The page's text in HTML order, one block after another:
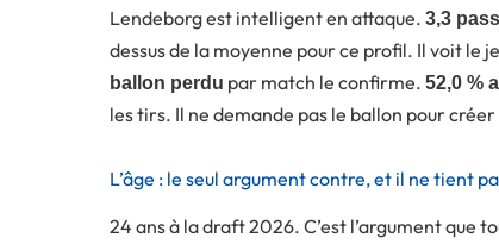
Lendeborg est intelligent en attaque. 3,3
dessus de la moyenne pour ce profil. Il voit le
ballon perdu par match le confirme. 52,0 %
les tirs. Il ne demande pas le ballon pour
L’âge : le seul argument contre, et il ne tient
24 ans à la draft 2026. C’est l’argument que